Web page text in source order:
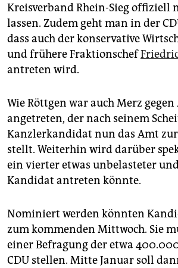
Kreisverband Rhein-Sieg offiziell
lassen. Zudem geht man in der
dass auch der konservative
und frühere Fraktionschef
antreten wird.
Wie Röttgen war auch Merz
angetreten, der nach seinem
Kanzlerkandidat nun das Amt
stellt. Weiterhin wird darüber
ein vierter etwas unbelasteter
Kandidat antreten könnte.
Nominiert werden könnten
zum kommenden Mittwoch. Sie
einer Befragung der etwa
CDU stellen. Mitte Januar soll